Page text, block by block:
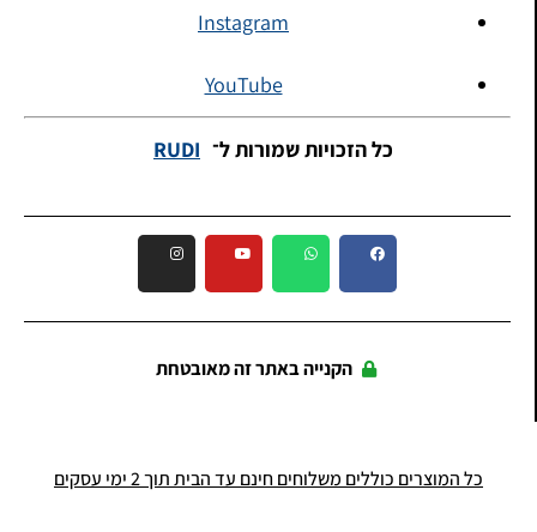
Instagram
YouTube
כל הזכויות שמורות ל־ RUDI
הקנייה באתר זה מאובטחת
כל המוצרים כוללים משלוחים חינם עד הבית תוך 2 ימי עסקים